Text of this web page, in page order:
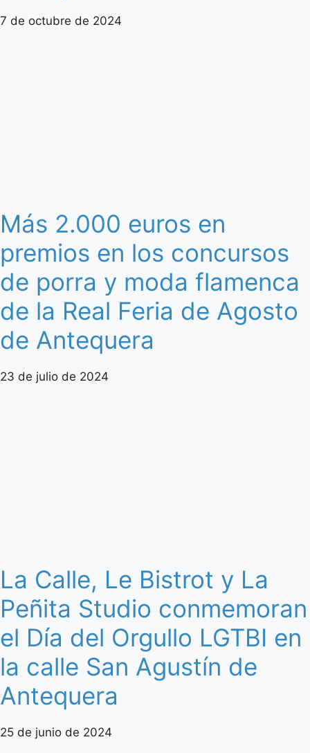
7 de octubre de 2024
Más 2.000 euros en
premios en los concursos
de porra y moda flamenca
de la Real Feria de Agosto
de Antequera
23 de julio de 2024
La Calle, Le Bistrot y La
Peñita Studio conmemoran
el Día del Orgullo LGTBI en
la calle San Agustín de
Antequera
25 de junio de 2024